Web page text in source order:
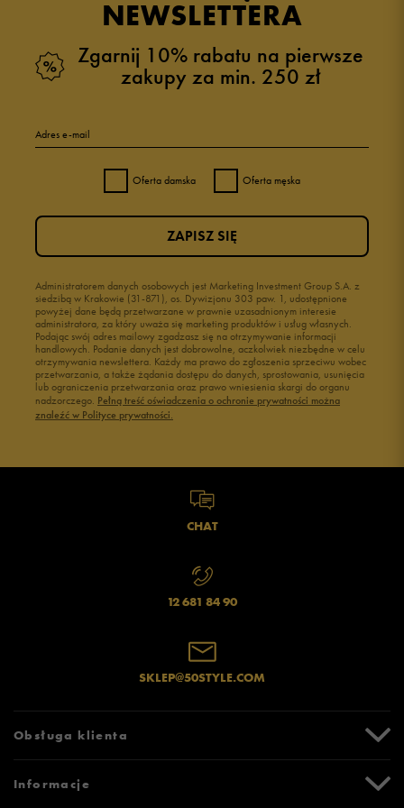
NEWSLETTERA
Zgarnij 10% rabatu na pierwsze
zakupy za min. 250 zł
Adres e-mail
Oferta damska Oferta męska
Administratorem danych osobowych jest Marketing Investment Group S.A. z
siedzibą w Krakowie (31-871), os. Dywizjonu 303 paw. 1, udostępnione
powyżej dane będą przetwarzane w prawnie uzasadnionym interesie
administratora, za który uważa się marketing produktów i usług własnych.
Podając swój adres mailowy zgadzasz się na otrzymywanie informacji
handlowych. Podanie danych jest dobrowolne, aczkolwiek niezbędne w celu
otrzymywania newslettera. Każdy ma prawo do zgłoszenia sprzeciwu wobec
przetwarzania, a także żądania dostępu do danych, sprostowania, usunięcia
lub ograniczenia przetwarzania oraz prawo wniesienia skargi do organu
nadzorczego. Pełną treść oświadczenia o ochronie prywatności można
znaleźć w Polityce prywatności.
ZAPISZ SIĘ
CHAT
12 681 84 90
SKLEP@50STYLE.COM
Obsługa klienta
Zwroty i reklamacje
Informacje